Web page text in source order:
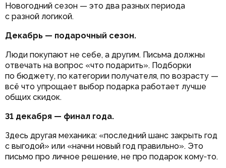
Новогодний сезон — это два разных периода
с разной логикой.
Декабрь — подарочный сезон.
Люди покупают не себе, а другим. Письма должны
отвечать на вопрос «что подарить». Подборки
по бюджету, по категории получателя, по возрасту —
всё что упрощает выбор подарка работает лучше
общих скидок.
31 декабря — финал года.
Здесь другая механика: «последний шанс закрыть год
с выгодой» или «начни новый год правильно». Это
письмо про личное решение, не про подарок кому‑то.